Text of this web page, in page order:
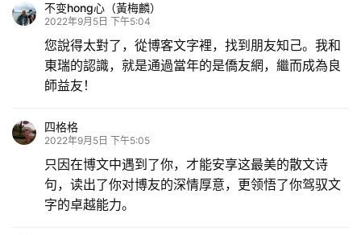
不变hong心（黃梅麟）
2022年9月5日 下午5:04
您說得太對了，從博客文字裡，找到朋友知己。我和
東瑞的認識，就是通過當年的是僑友網，繼而成為良
師益友！
四格格
2022年9月5日 下午5:05
只因在博文中遇到了你，才能安享这最美的散文诗
句，读出了你对博友的深情厚意，更领悟了你驾驭文
字的卓越能力。